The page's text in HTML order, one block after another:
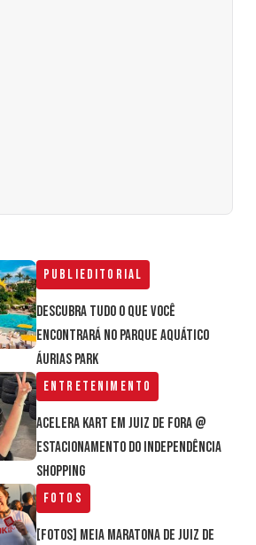
Publieditorial
Descubra tudo o que você
encontrará no parque aquático
Áurias Park
Entretenimento
Acelera Kart em Juiz de Fora @
estacionamento do Independência
Shopping
Fotos
[FOTOS] Meia Maratona de Juiz de